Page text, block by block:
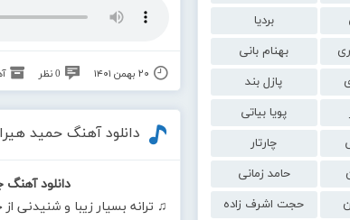
بردیا
بهنام بانی
پازل بند
پویا بیاتی
چارتار
حامد زمانی
حجت اشرف زاده
۲۰ بهمن ۱۴۰۱ 0 نظر
دانلود آهنگ حمید
دانلود آهنگ
♫ ترانه بسیار زیبا و شنیدنی